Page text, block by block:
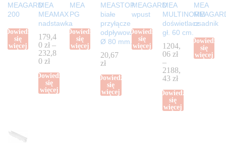
MEAGARD
200
Dowiedz
się
więcej
MEA
MEAMAX
nadstawka
179,4
0 zł –
232,8
0 zł
Dowiedz
się
więcej
MEA
PG
Dowiedz
się
więcej
MEASTOP
białe
przyłącze
odpływowe
Ø 80 mm.
20,67
zł
Dowiedz
się
więcej
MEAGARD
wpust
Dowiedz
się
więcej
MEA
MULTINORM
doświetlacz
gł. 60 cm.
1204,
06 zł
–
2188,
43 zł
Dowiedz
się
więcej
MEA
osadnik
Dowiedz
się
więcej